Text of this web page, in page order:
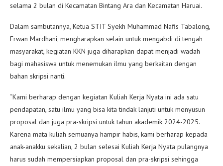
selama 2 bulan di Kecamatan Bintang Ara dan Kecamatan Haruai.
Dalam sambutannya, Ketua STIT Syekh Muhammad Nafis Tabalong,
Erwan Mardhani, mengharapkan selain untuk mengabdi di tengah
masyarakat, kegiatan KKN juga diharapkan dapat menjadi wadah
bagi mahasiswa untuk menemukan ilmu yang berkaitan dengan
bahan skripsi nanti.
“Kami berharap dengan kegiatan Kuliah Kerja Nyata ini ada satu
pendapatan, satu ilmu yang bisa kita tindak lanjuti untuk menyusun
proposal dan juga pra-skripsi untuk tahun akademik 2024-2025.
Karena mata kuliah semuanya hampir habis, kami berharap kepada
anak-anakku sekalian, 2 bulan selesai Kuliah Kerja Nyata pulangnya
harus sudah mempersiapkan proposal dan pra-skripsi sehingga